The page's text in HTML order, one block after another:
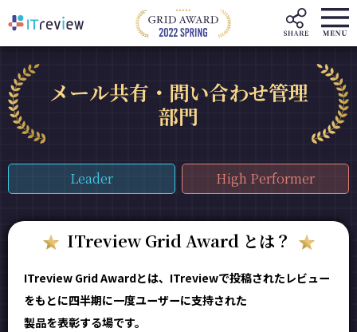
メール共有・問い合わせ管理
部門
Leader High Performer
ITreview Grid Award とは？
ITreview Grid Awardとは、ITreviewで投稿されたレビュー
をもとに四半期に一度ユーザーに支持された
製品を表彰する場です。